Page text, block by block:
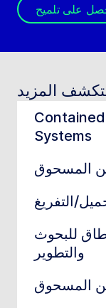
على تلميح
المزيد
Systems
المسحوق
التفريغ
للبحوث
والتطوير
المسحوق